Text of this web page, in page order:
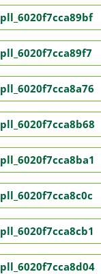
pll_6020f7cca89bf
pll_6020f7cca89f7
pll_6020f7cca8a76
pll_6020f7cca8b68
pll_6020f7cca8ba1
pll_6020f7cca8c0c
pll_6020f7cca8cb1
pll_6020f7cca8d04